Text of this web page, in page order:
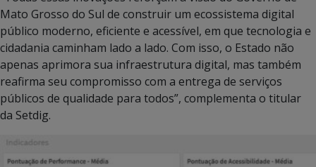
Mato Grosso do Sul de construir um ecossistema digital
público moderno, eficiente e acessível, em que tecnologia e
cidadania caminham lado a lado. Com isso, o Estado não
apenas aprimora sua infraestrutura digital, mas também
reafirma seu compromisso com a entrega de serviços
públicos de qualidade para todos”, complementa o titular
da Setdig.